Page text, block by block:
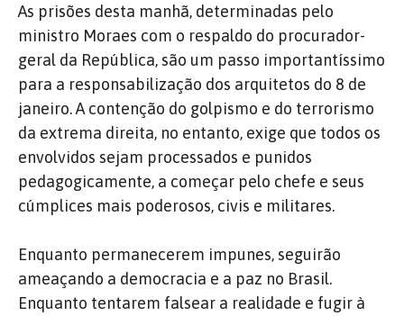
As prisões desta manhã, determinadas pelo
ministro Moraes com o respaldo do procurador-
geral da República, são um passo importantíssimo
para a responsabilização dos arquitetos do 8 de
janeiro. A contenção do golpismo e do terrorismo
da extrema direita, no entanto, exige que todos os
envolvidos sejam processados e punidos
pedagogicamente, a começar pelo chefe e seus
cúmplices mais poderosos, civis e militares.
Enquanto permanecerem impunes, seguirão
ameaçando a democracia e a paz no Brasil.
Enquanto tentarem falsear a realidade e fugir à